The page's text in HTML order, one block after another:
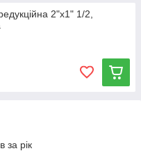
2"х1" 1/2,
за рік